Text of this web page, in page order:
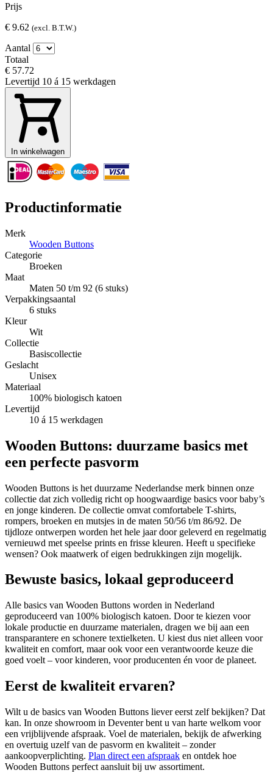
Prijs
€ 9.62 (excl. B.T.W.)
Aantal
Totaal
€ 57.72
Levertijd 10 á 15 werkdagen
In winkelwagen
Productinformatie
Merk
Wooden Buttons
Categorie
Broeken
Maat
Maten 50 t/m 92 (6 stuks)
Verpakkingsaantal
6 stuks
Kleur
Wit
Collectie
Basiscollectie
Geslacht
Unisex
Materiaal
100% biologisch katoen
Levertijd
10 á 15 werkdagen
Wooden Buttons: duurzame basics met
een perfecte pasvorm
Wooden Buttons is het duurzame Nederlandse merk binnen onze
collectie dat zich volledig richt op hoogwaardige basics voor baby’s
en jonge kinderen. De collectie omvat comfortabele T-shirts,
rompers, broeken en mutsjes in de maten 50/56 t/m 86/92. De
tijdloze ontwerpen worden het hele jaar door geleverd en regelmatig
vernieuwd met speelse prints en frisse kleuren. Heeft u specifieke
wensen? Ook maatwerk of eigen bedrukkingen zijn mogelijk.
Bewuste basics, lokaal geproduceerd
Alle basics van Wooden Buttons worden in Nederland
geproduceerd van 100% biologisch katoen. Door te kiezen voor
lokale productie en duurzame materialen, dragen we bij aan een
transparantere en schonere textielketen. U kiest dus niet alleen voor
kwaliteit en comfort, maar ook voor een verantwoorde keuze die
goed voelt – voor kinderen, voor producenten én voor de planeet.
Eerst de kwaliteit ervaren?
Wilt u de basics van Wooden Buttons liever eerst zelf bekijken? Dat
kan. In onze showroom in Deventer bent u van harte welkom voor
een vrijblijvende afspraak. Voel de materialen, bekijk de afwerking
en overtuig uzelf van de pasvorm en kwaliteit – zonder
aankoopverplichting. Plan direct een afspraak en ontdek hoe
Wooden Buttons perfect aansluit bij uw assortiment.